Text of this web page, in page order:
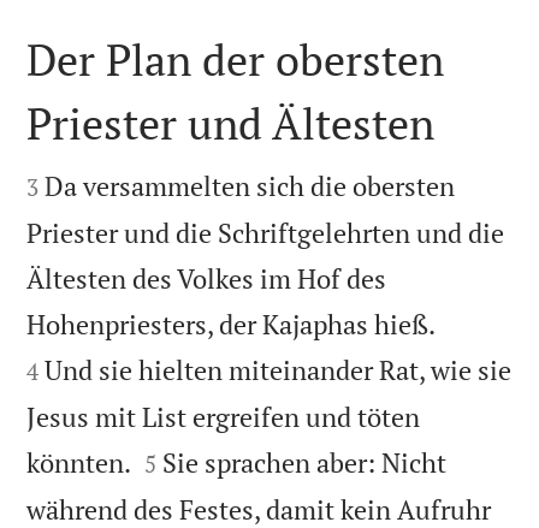

Der Plan der obersten
Priester und Ältesten

3 Da versammelten sich die obersten
Priester und die Schriftgelehrten und die
Ältesten des Volkes im Hof des
Hohenpriesters, der Kajaphas hieß.
4 Und sie hielten miteinander Rat, wie sie
Jesus mit List ergreifen und töten
könnten. 

5 Sie sprachen aber: Nicht
während des Festes, damit kein Aufruhr